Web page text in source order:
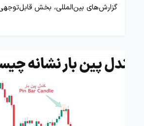
گزارش‌های بین‌المللی، بخش